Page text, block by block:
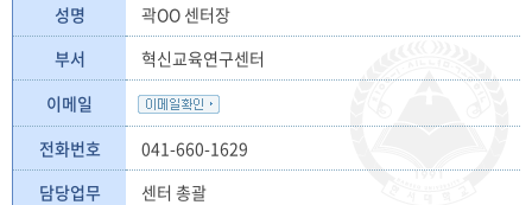
성명
곽OO 센터장
부서
혁신교육연구센터
이메일
전화번호
041-660-1629
담당업무
센터 총괄